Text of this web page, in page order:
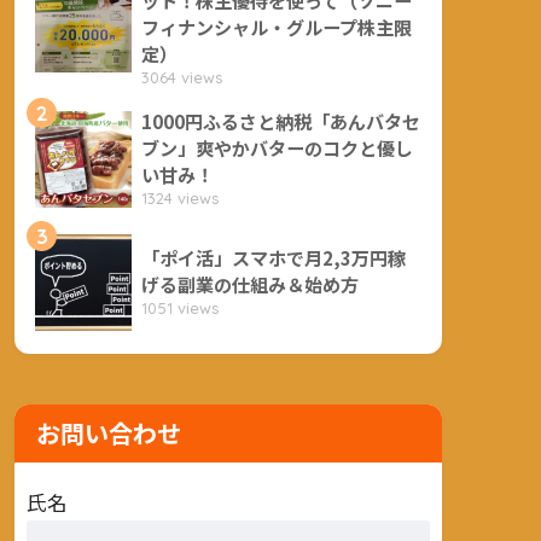
フィナンシャル・グループ株主限
定）
3064 views
2
1000円ふるさと納税「あんバタセ
ブン」爽やかバターのコクと優し
い甘み！
1324 views
3
「ポイ活」スマホで月2,3万円稼
げる副業の仕組み＆始め方
1051 views
お問い合わせ
氏名